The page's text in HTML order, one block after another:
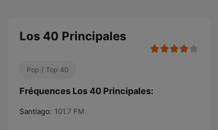
Los 40 Principales
Pop / Top 40
Fréquences Los 40 Principales:
Santiago: 101.7 FM